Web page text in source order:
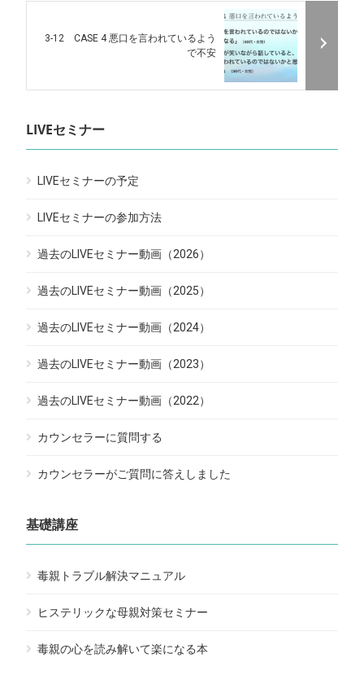
3-12 CASE 4 悪口を言われているよう
で不安
LIVEセミナー
LIVEセミナーの予定
LIVEセミナーの参加方法
過去のLIVEセミナー動画（2026）
過去のLIVEセミナー動画（2025）
過去のLIVEセミナー動画（2024）
過去のLIVEセミナー動画（2023）
過去のLIVEセミナー動画（2022）
カウンセラーに質問する
カウンセラーがご質問に答えしました
基礎講座
毒親トラブル解決マニュアル
ヒステリックな母親対策セミナー
毒親の心を読み解いて楽になる本